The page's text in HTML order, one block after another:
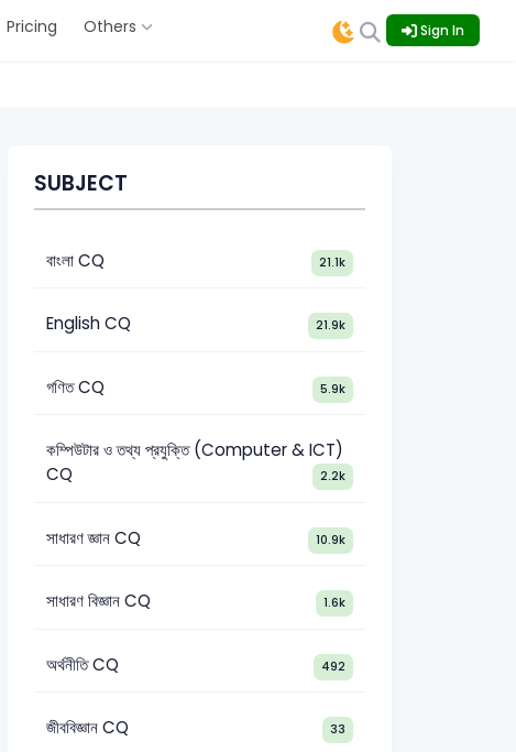
Pricing Others Sign In
SUBJECT
বাংলা CQ 21.1k
English CQ 21.9k
গণিত CQ 5.9k
কম্পিউটার ও তথ্য প্রযুক্তি (Computer & ICT)
CQ
2.2k
সাধারণ জ্ঞান CQ 10.9k
সাধারণ বিজ্ঞান CQ 1.6k
অর্থনীতি CQ 492
জীববিজ্ঞান CQ 33